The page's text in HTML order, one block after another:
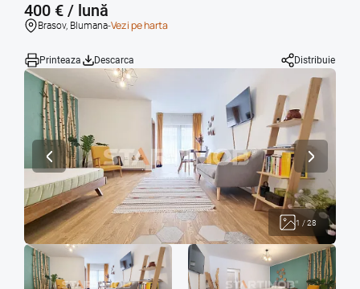
400 € / lună
Brasov, Blumana-Vezi pe harta
Printeaza Descarca Distribuie
1 /28